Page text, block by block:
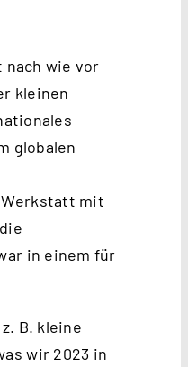
nach wie vor
kleinen
globalen
Werkstatt mit
in einem für
B. kleine
wir 2023 in